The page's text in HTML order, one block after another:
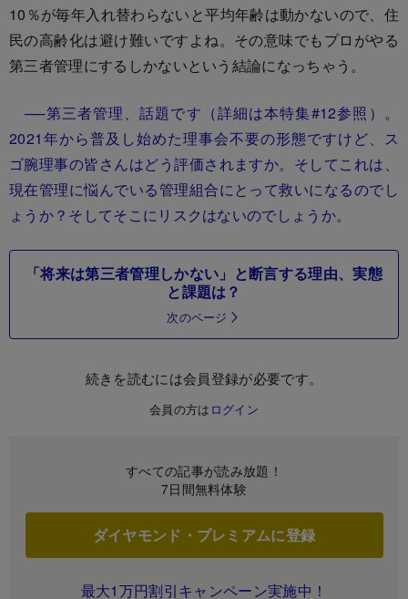
10％が毎年入れ替わらないと平均年齢は動かないので、住
民の高齢化は避け難いですよね。その意味でもプロがやる
第三者管理にするしかないという結論になっちゃう。
──第三者管理、話題です（詳細は本特集#12参照）。
2021年から普及し始めた理事会不要の形態ですけど、ス
ゴ腕理事の皆さんはどう評価されますか。そしてこれは、
現在管理に悩んでいる管理組合にとって救いになるのでし
ょうか？そしてそこにリスクはないのでしょうか。
「将来は第三者管理しかない」と断言する理由、実態
と課題は？
次のページ
続きを読むには会員登録が必要です。
会員の方は ログイン
すべての記事が読み放題！
7日間無料体験
ダイヤモンド・プレミアムに登録
最大1万円割引キャンペーン実施中！